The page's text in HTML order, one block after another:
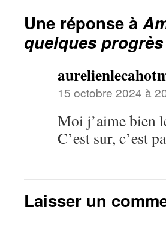
Une réponse à
quelques
15 octobre 2024 à
Moi j’aime bien
C’est sur, c’est
Laisser un